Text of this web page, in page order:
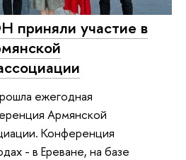
приняли участие в
ежегодная
Армянской
Конференция
- в Ереване, на базе